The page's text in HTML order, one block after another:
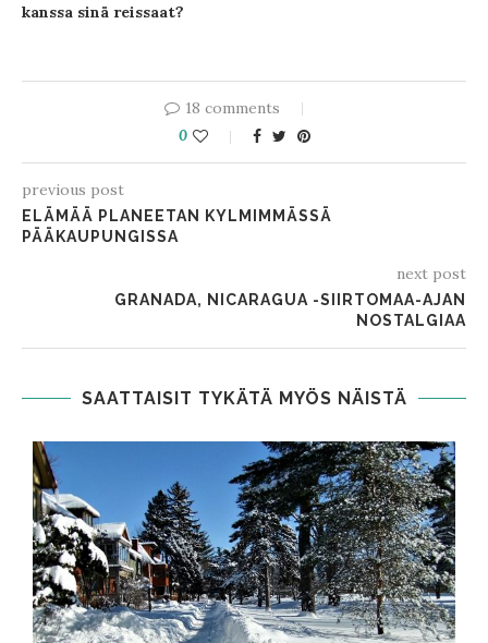
kanssa sinä reissaat?
18 comments
0
previous post
ELÄMÄÄ PLANEETAN KYLMIMMÄSSÄ
PÄÄKAUPUNGISSA
next post
GRANADA, NICARAGUA -SIIRTOMAA-AJAN
NOSTALGIAA
SAATTAISIT TYKÄTÄ MYÖS NÄISTÄ